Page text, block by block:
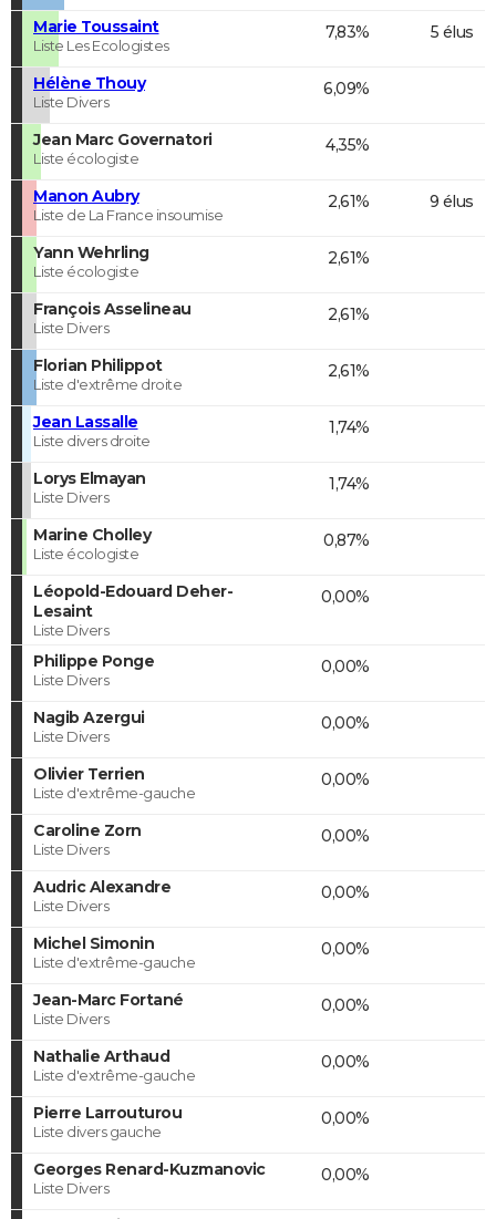
Marie Toussaint
Liste Les Ecologistes
7,83% 5 élus
Hélène Thouy
Liste Divers
6,09%
Jean Marc Governatori
Liste écologiste
4,35%
Manon Aubry
Liste de La France insoumise
2,61% 9 élus
Yann Wehrling
Liste écologiste
2,61%
François Asselineau
Liste Divers
2,61%
Florian Philippot
Liste d'extrême droite
2,61%
Jean Lassalle
Liste divers droite
1,74%
Lorys Elmayan
Liste Divers
1,74%
Marine Cholley
Liste écologiste
0,87%
Léopold-Edouard Deher-
Lesaint
Liste Divers
0,00%
Philippe Ponge
Liste Divers
0,00%
Nagib Azergui
Liste Divers
0,00%
Olivier Terrien
Liste d'extrême-gauche
0,00%
Caroline Zorn
Liste Divers
0,00%
Audric Alexandre
Liste Divers
0,00%
Michel Simonin
Liste d'extrême-gauche
0,00%
Jean-Marc Fortané
Liste Divers
0,00%
Nathalie Arthaud
Liste d'extrême-gauche
0,00%
Pierre Larrouturou
Liste divers gauche
0,00%
Georges Renard-Kuzmanovic
Liste Divers
0,00%